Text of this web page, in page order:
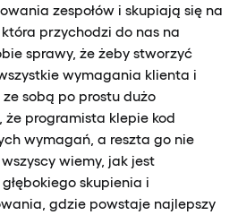
zespołów i skupiają się na
przychodzi do nas na
sprawy, że żeby stworzyć
wymagania klienta i
sobą po prostu dużo
że programista klepie kod
wymagań, a reszta go nie
wiemy, jak jest
skupienia i
gdzie powstaje najlepszy